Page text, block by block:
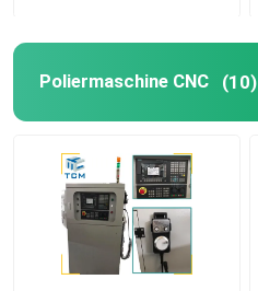
Werksbesichtigung
Qualitätskontrolle
Poliermaschine CNC (10)